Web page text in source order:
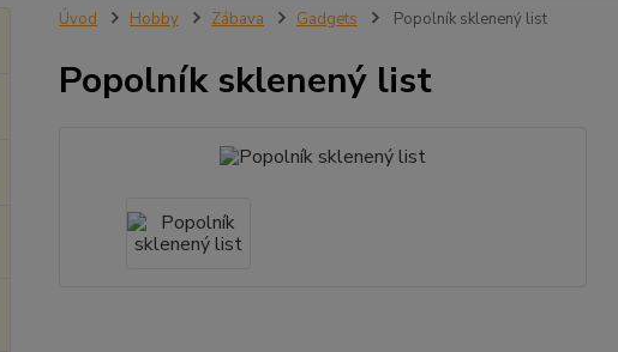
Úvod Hobby Zábava Gadgets Popolník sklenený list
Popolník sklenený list